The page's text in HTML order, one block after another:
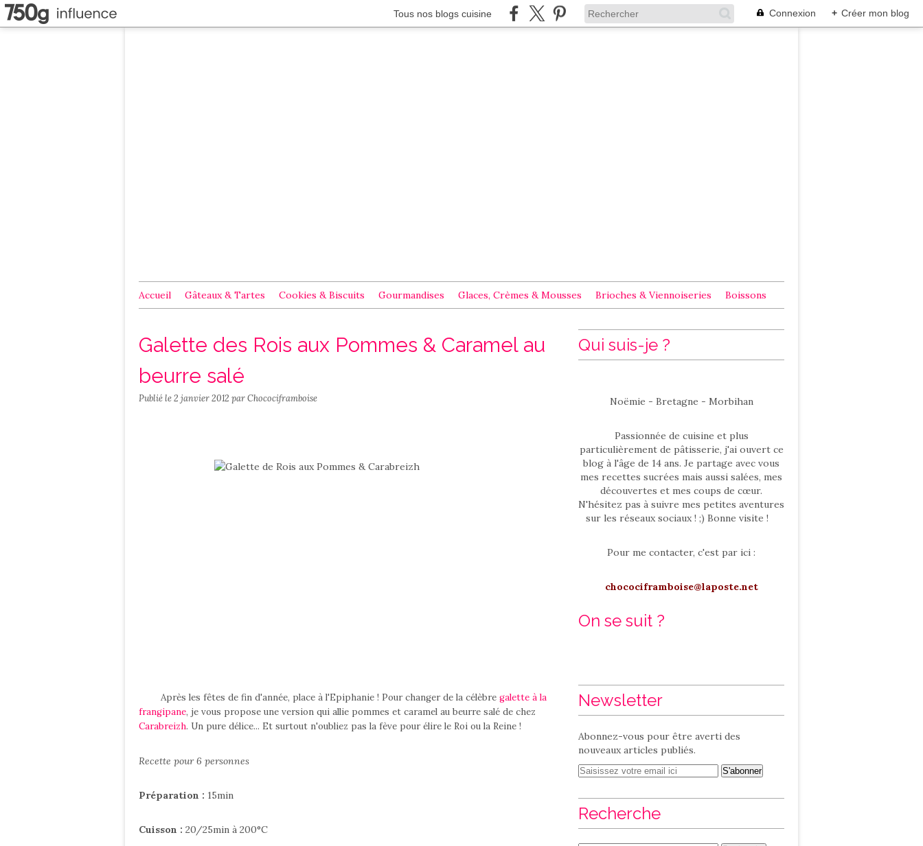
Tous nos blogs cuisine Connexion + Créer mon blog
Accueil Gâteaux & Tartes Cookies & Biscuits Gourmandises Glaces, Crèmes & Mousses Brioches & Viennoiseries Boissons
Galette des Rois aux Pommes & Caramel au
beurre salé
Publié le2 janvier 2012 par Chocociframboise
Après les fêtes de fin d'année, place à l'Epiphanie ! Pour changer de la célèbre galette à la
frangipane, je vous propose une version qui allie pommes et caramel au beurre salé de chez
Carabreizh. Un pure délice... Et surtout n'oubliez pas la fève pour élire le Roi ou la Reine !
Recette pour 6 personnes
Préparation : 15min
Cuisson : 20/25min à 200°C
Qui suis-je ?
Noëmie - Bretagne - Morbihan
Passionnée de cuisine et plus
particulièrement de pâtisserie, j'ai ouvert ce
blog à l'âge de 14 ans. Je partage avec vous
mes recettes sucrées mais aussi salées, mes
découvertes et mes coups de cœur.
N'hésitez pas à suivre mes petites aventures
sur les réseaux sociaux ! ;) Bonne visite !
Pour me contacter, c'est par ici :
chocociframboise@laposte.net
On se suit ?
Newsletter
Abonnez-vous pour être averti des
nouveaux articles publiés.
Recherche